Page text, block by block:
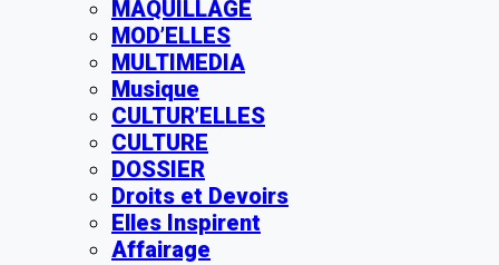
MAQUILLAGE
MOD’ELLES
MULTIMEDIA
Musique
CULTUR’ELLES
CULTURE
DOSSIER
Droits et Devoirs
Elles Inspirent
Affairage